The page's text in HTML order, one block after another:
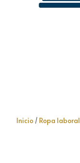
Inicio/ Ropa laboral